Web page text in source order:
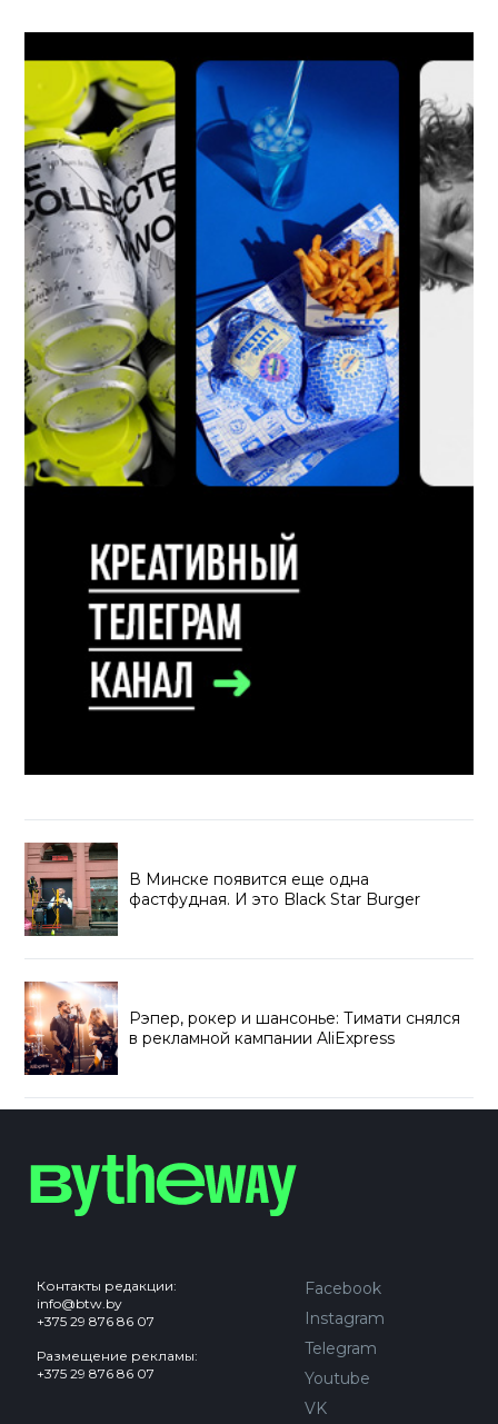
В Минске появится еще одна
фастфудная. И это Black Star Burger
Рэпер, рокер и шансонье: Тимати снялся
в рекламной кампании AliExpress
Контакты редакции:
info@btw.by
+375 29 876 86 07
Размещение рекламы:
+375 29 876 86 07
Facebook
Instagram
Telegram
Youtube
VK